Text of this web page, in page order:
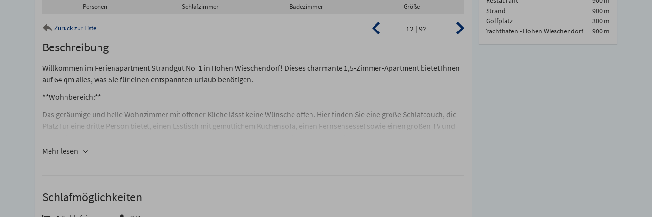
Personen Schlafzimmer Badezimmer Größe
Zurück zur Liste 12 | 92
Beschreibung
Willkommen im Ferienapartment Strandgut No. 1 in Hohen Wieschendorf! Dieses charmante 1,5-Zimmer-Apartment bietet Ihnen
auf 64 qm alles, was Sie für einen entspannten Urlaub benötigen.
**Wohnbereich:**
Das geräumige und helle Wohnzimmer mit offener Küche lässt keine Wünsche offen. Hier finden Sie eine große Schlafcouch, die
Platz für eine dritte Person bietet, einen Esstisch mit gemütlichem Küchensofa, einen Fernsehsessel sowie einen großen TV und
**Küche:**
**Schlafbereich:**
Mehr lesen
Schlafmöglichkeiten
Strand
900 m
Golfplatz
300 m
Yachthafen - Hohen Wieschendorf
900 m